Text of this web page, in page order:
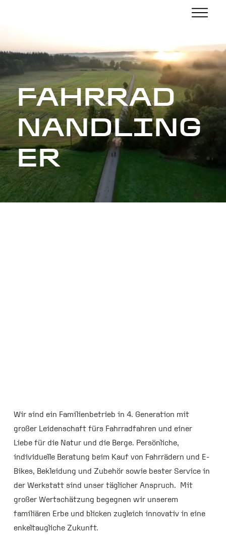
FAHRRAD
NANDLING
ER
Wir sind ein Familienbetrieb in 4. Generation mit
großer Leidenschaft fürs Fahrradfahren und einer
Liebe für die Natur und die Berge. Persönliche,
individuelle Beratung beim Kauf von Fahrrädern und E-
Bikes, Bekleidung und Zubehör sowie bester Service in
der Werkstatt sind unser täglicher Anspruch. Mit
großer Wertschätzung begegnen wir unserem
familiären Erbe und blicken zugleich innovativ in eine
enkeltaugliche Zukunft.